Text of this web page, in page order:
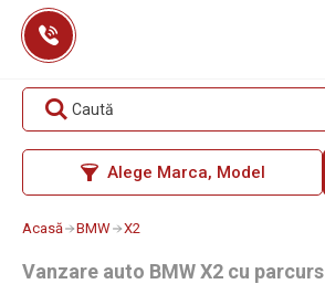
Skip
content
Caută
Alege Marca, Model
Acasă BMW X2
Vanzare auto BMW X2 cu parcurs